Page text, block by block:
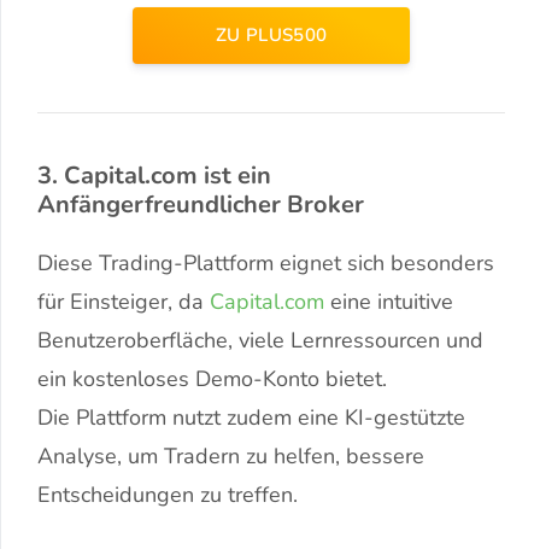
ZU PLUS500
3. Capital.com ist ein
Anfängerfreundlicher Broker
Diese Trading-Plattform eignet sich besonders
für Einsteiger, da Capital.com eine intuitive
Benutzeroberfläche, viele Lernressourcen und
ein kostenloses Demo-Konto bietet.
Die Plattform nutzt zudem eine KI-gestützte
Analyse, um Tradern zu helfen, bessere
Entscheidungen zu treffen.